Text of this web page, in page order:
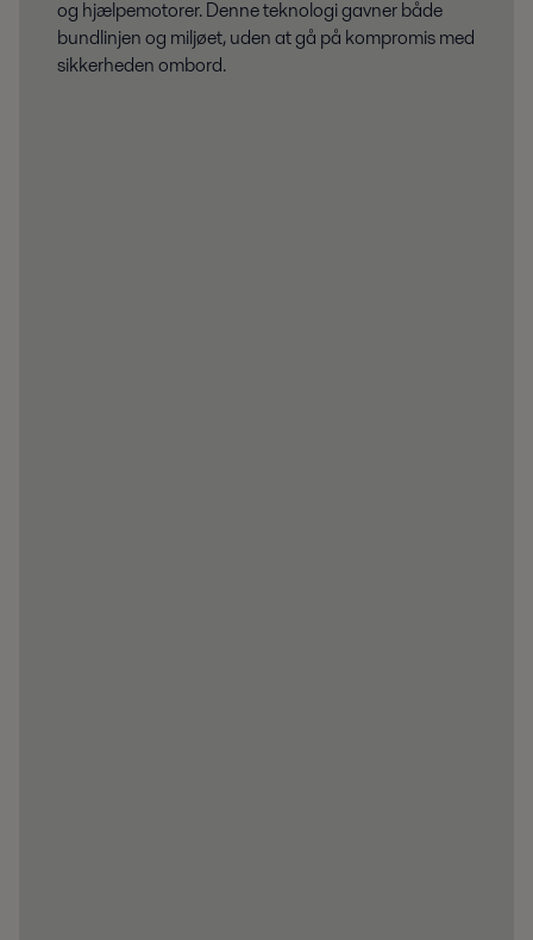
og hjælpemotorer. Denne teknologi gavner både
bundlinjen og miljøet, uden at gå på kompromis med
sikkerheden ombord.